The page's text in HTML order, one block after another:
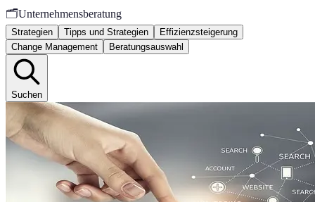
🗂️Unternehmensberatung
Strategien Tipps und Strategien
Effizienzsteigerung
Change Management
Beratungsauswahl
Suchen